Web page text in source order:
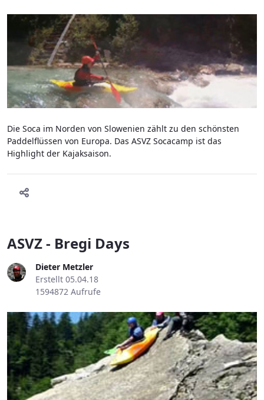
Die Soca im Norden von Slowenien zählt zu den schönsten
Paddelflüssen von Europa. Das ASVZ Socacamp ist das
Highlight der Kajaksaison.
ASVZ - Bregi Days
Dieter Metzler
Erstellt 05.04.18
1594872 Aufrufe